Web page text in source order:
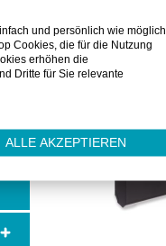
und persönlich wie möglich
Cookies, die für die Nutzung
erhöhen die
Dritte für Sie relevante
ALLE AKZEPTIEREN